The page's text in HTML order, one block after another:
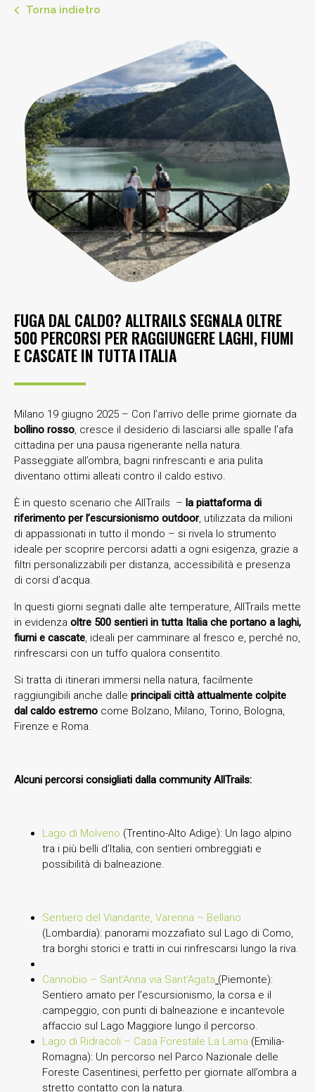
Torna indietro
FUGA DAL CALDO? ALLTRAILS SEGNALA OLTRE
500 PERCORSI PER RAGGIUNGERE LAGHI, FIUMI
E CASCATE IN TUTTA ITALIA
Milano 19 giugno 2025 – Con l’arrivo delle prime giornate da
bollino rosso, cresce il desiderio di lasciarsi alle spalle l’afa
cittadina per una pausa rigenerante nella natura.
Passeggiate all’ombra, bagni rinfrescanti e aria pulita
diventano ottimi alleati contro il caldo estivo.
È in questo scenario che AllTrails – la piattaforma di
riferimento per l’escursionismo outdoor, utilizzata da milioni
di appassionati in tutto il mondo – si rivela lo strumento
ideale per scoprire percorsi adatti a ogni esigenza, grazie a
filtri personalizzabili per distanza, accessibilità e presenza
di corsi d’acqua.
In questi giorni segnati dalle alte temperature, AllTrails mette
in evidenza oltre 500 sentieri in tutta Italia che portano a laghi,
fiumi e cascate, ideali per camminare al fresco e, perché no,
rinfrescarsi con un tuffo qualora consentito.
Si tratta di itinerari immersi nella natura, facilmente
raggiungibili anche dalle principali città attualmente colpite
dal caldo estremo come Bolzano, Milano, Torino, Bologna,
Firenze e Roma.
Alcuni percorsi consigliati dalla community AllTrails:
Lago di Molveno (Trentino-Alto Adige): Un lago alpino
tra i più belli d’Italia, con sentieri ombreggiati e
possibilità di balneazione.
Sentiero del Viandante, Varenna – Bellano
(Lombardia): panorami mozzafiato sul Lago di Como,
tra borghi storici e tratti in cui rinfrescarsi lungo la riva.
Cannobio – Sant’Anna via Sant’Agata (Piemonte):
Sentiero amato per l’escursionismo, la corsa e il
campeggio, con punti di balneazione e incantevole
affaccio sul Lago Maggiore lungo il percorso.
Lago di Ridracoli – Casa Forestale La Lama (Emilia-
Romagna): Un percorso nel Parco Nazionale delle
Foreste Casentinesi, perfetto per giornate all’ombra a
stretto contatto con la natura.